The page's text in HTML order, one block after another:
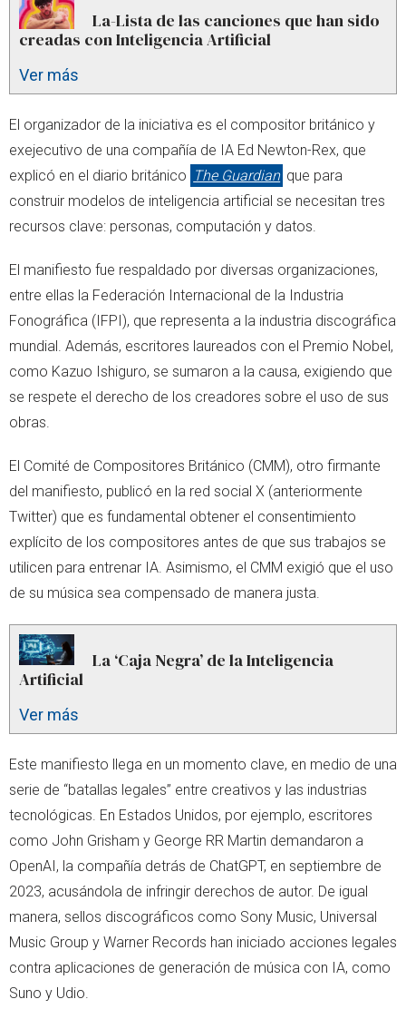
La-Lista de las canciones que han sido
creadas con Inteligencia Artificial
Ver más
El organizador de la iniciativa es el compositor británico y
exejecutivo de una compañía de IA Ed Newton-Rex, que
explicó en el diario británico The Guardian que para
construir modelos de inteligencia artificial se necesitan tres
recursos clave: personas, computación y datos.
El manifiesto fue respaldado por diversas organizaciones,
entre ellas la Federación Internacional de la Industria
Fonográfica (IFPI), que representa a la industria discográfica
mundial. Además, escritores laureados con el Premio Nobel,
como Kazuo Ishiguro, se sumaron a la causa, exigiendo que
se respete el derecho de los creadores sobre el uso de sus
obras.
El Comité de Compositores Británico (CMM), otro firmante
del manifiesto, publicó en la red social X (anteriormente
Twitter) que es fundamental obtener el consentimiento
explícito de los compositores antes de que sus trabajos se
utilicen para entrenar IA. Asimismo, el CMM exigió que el uso
de su música sea compensado de manera justa.
La ‘Caja Negra’ de la Inteligencia
Artificial
Ver más
Este manifiesto llega en un momento clave, en medio de una
serie de “batallas legales” entre creativos y las industrias
tecnológicas. En Estados Unidos, por ejemplo, escritores
como John Grisham y George RR Martin demandaron a
OpenAI, la compañía detrás de ChatGPT, en septiembre de
2023, acusándola de infringir derechos de autor. De igual
manera, sellos discográficos como Sony Music, Universal
Music Group y Warner Records han iniciado acciones legales
contra aplicaciones de generación de música con IA, como
Suno y Udio.